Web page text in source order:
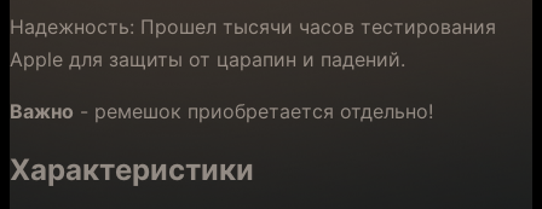
Надежность: Прошел тысячи часов тестирования
Apple для защиты от царапин и падений.
Важно - ремешок приобретается отдельно!
Характеристики